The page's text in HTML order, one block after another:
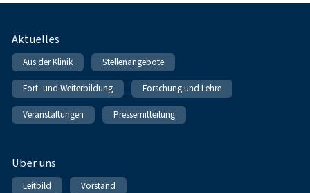
Fußnavigation
Aktuelles
Aus der Klinik Stellenangebote
Fort- und Weiterbildung Forschung und Lehre
Veranstaltungen Pressemitteilung
Über uns
Leitbild Vorstand